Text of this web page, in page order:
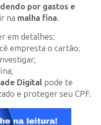
por gastos e
na malha fina.
em detalhes:
empresta o cartão;
Digital pode te
e proteger seu CPF.